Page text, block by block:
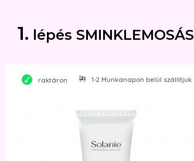
1. lépés SMINKLEMOSÁS
raktáron 1-2 Munkanapon belül szállítjuk